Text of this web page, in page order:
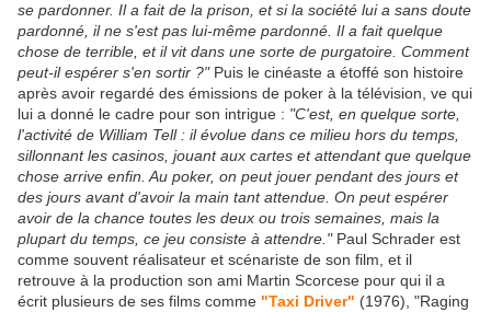
se pardonner. Il a fait de la prison, et si la société lui a sans doute
pardonné, il ne s'est pas lui-même pardonné. Il a fait quelque
chose de terrible, et il vit dans une sorte de purgatoire. Comment
peut-il espérer s'en sortir ?"Puis le cinéaste a étoffé son histoire
après avoir regardé des émissions de poker à la télévision, ve qui
lui a donné le cadre pour son intrigue : "C'est, en quelque sorte,
l'activité de William Tell : il évolue dans ce milieu hors du temps,
sillonnant les casinos, jouant aux cartes et attendant que quelque
chose arrive enfin. Au poker, on peut jouer pendant des jours et
des jours avant d'avoir la main tant attendue. On peut espérer
avoir de la chance toutes les deux ou trois semaines, mais la
plupart du temps, ce jeu consiste à attendre."Paul Schrader est
comme souvent réalisateur et scénariste de son film, et il
retrouve à la production son ami Martin Scorcese pour qui il a
écrit plusieurs de ses films comme "Taxi Driver" (1976), "Raging